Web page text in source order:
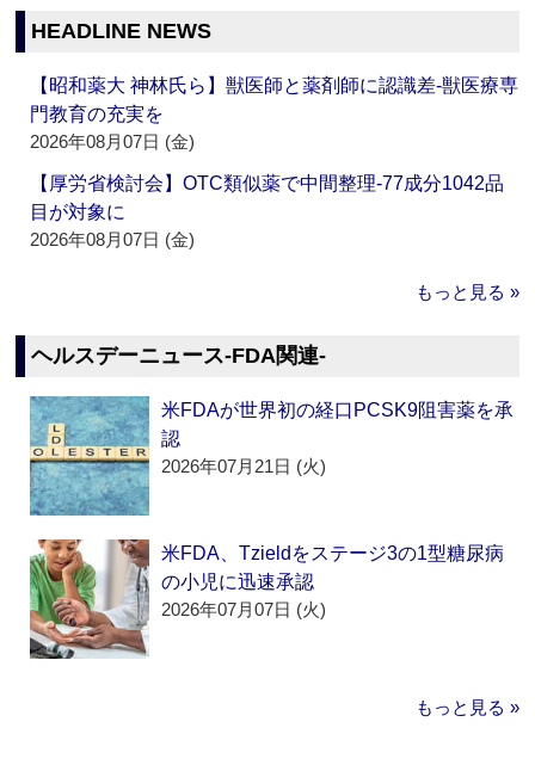
HEADLINE NEWS
【昭和薬大 神林氏ら】獣医師と薬剤師に認識差‐獣医療専
門教育の充実を
2026年08月07日 (金)
【厚労省検討会】OTC類似薬で中間整理‐77成分1042品
目が対象に
2026年08月07日 (金)
もっと見る »
ヘルスデーニュース‐FDA関連‐
米FDAが世界初の経口PCSK9阻害薬を承
認
2026年07月21日 (火)
米FDA、Tzieldをステージ3の1型糖尿病
の小児に迅速承認
2026年07月07日 (火)
もっと見る »